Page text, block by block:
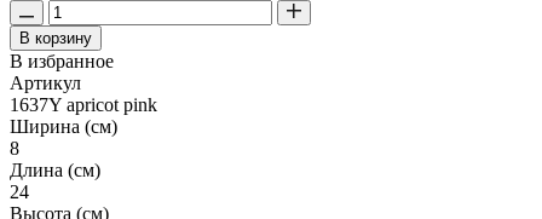
В корзину
В избранное
Артикул
1637Y apricot pink
Ширина (см)
8
Длина (см)
24
Высота (см)